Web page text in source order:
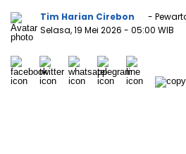
Tim Harian Cirebon
-
Selasa, 19 Mei 2026 - 05:00 WIB